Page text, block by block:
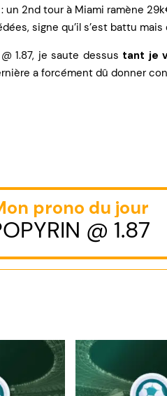
2nd tour à Miami ramène
signe qu’il s’est battu mais
1.87, je saute dessus tant je
a forcément dû donner
prono du jour
@ 1.87